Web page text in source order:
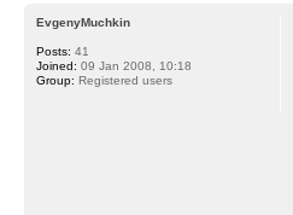
EvgenyMuchkin
Posts: 41
Joined: 09 Jan 2008, 10:18
Group: Registered users